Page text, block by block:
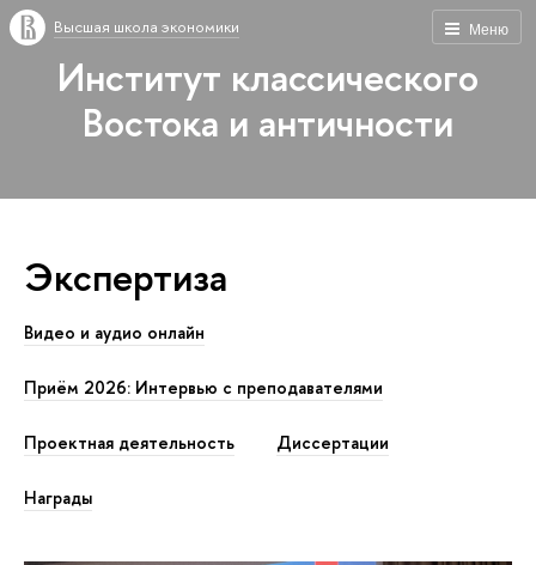
Меню
Высшая школа экономики
Институт классического
Востока и античности
Экспертиза
Видео и аудио онлайн
Приём 2026: Интервью с преподавателями
Проектная деятельность Диссертации
Награды